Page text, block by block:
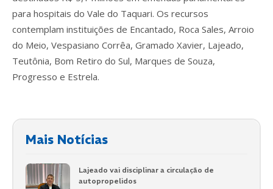
para hospitais do Vale do Taquari. Os recursos
contemplam instituições de Encantado, Roca Sales, Arroio
do Meio, Vespasiano Corrêa, Gramado Xavier, Lajeado,
Teutônia, Bom Retiro do Sul, Marques de Souza,
Progresso e Estrela.
Mais Notícias
Lajeado vai disciplinar a circulação de
autopropelidos